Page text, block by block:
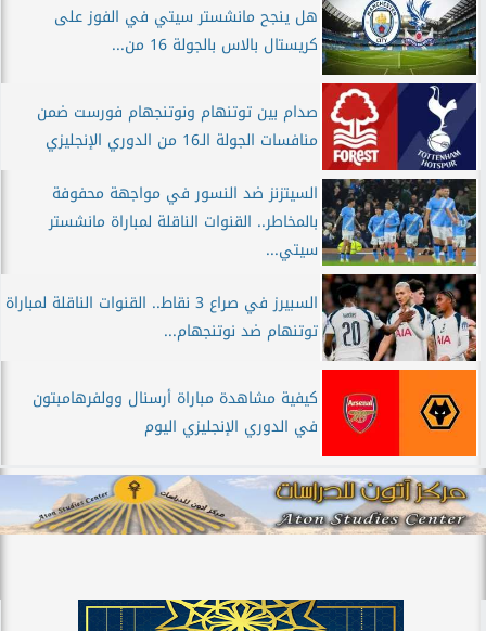
هل ينجح مانشستر سيتي في الفوز على
كريستال بالاس بالجولة 16 من...
صدام بين توتنهام ونوتنجهام فورست ضمن
منافسات الجولة الـ16 من الدوري الإنجليزي
السيتزنز ضد النسور في مواجهة محفوفة
بالمخاطر.. القنوات الناقلة لمباراة مانشستر
سيتي...
السبيرز في صراع 3 نقاط.. القنوات الناقلة لمباراة
توتنهام ضد نوتنجهام...
كيفية مشاهدة مباراة أرسنال وولفرهامبتون
في الدوري الإنجليزي اليوم